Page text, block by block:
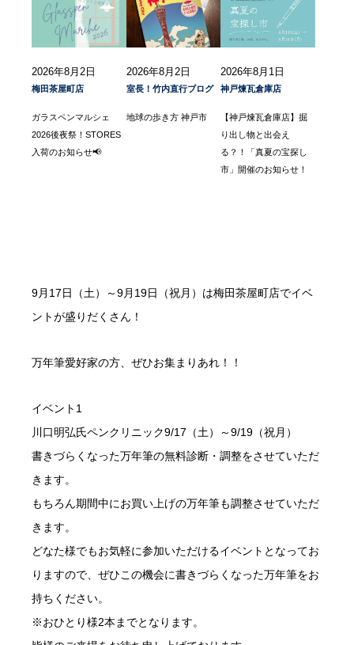
2026年8月2日
梅田茶屋町店
ガラスペンマルシェ
2026後夜祭！STORES
入荷のお知らせ📢
2026年8月2日
室長！竹内直行ブログ
地球の歩き方 神戸市
2026年8月1日
神戸煉瓦倉庫店
【神戸煉瓦倉庫店】掘
り出し物と出会え
る？！「真夏の宝探し
市」開催のお知らせ！
9月17日（土）～9月19日（祝月）は梅田茶屋町店でイベ
ントが盛りだくさん！
万年筆愛好家の方、ぜひお集まりあれ！！
イベント1
川口明弘氏ペンクリニック9/17（土）～9/19（祝月）
書きづらくなった万年筆の無料診断・調整をさせていただ
きます。
もちろん期間中にお買い上げの万年筆も調整させていただ
きます。
どなた様でもお気軽に参加いただけるイベントとなってお
りますので、ぜひこの機会に書きづらくなった万年筆をお
持ちください。
※おひとり様2本までとなります。